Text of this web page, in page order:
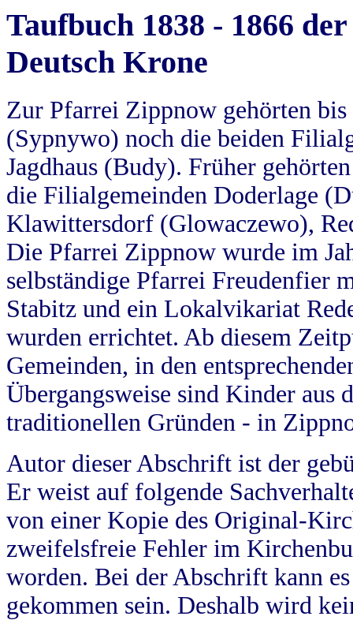
Taufbuch 1838 - 1866
Deutsch Krone
Zur Pfarrei Zippnow gehörten
(Sypnywo) noch die beiden
Jagdhaus (Budy). Früher
die Filialgemeinden Doderlage
Klawittersdorf (Glowaczewo),
Die Pfarrei Zippnow wurde im
selbständige Pfarrei Freudenfier
Stabitz und ein Lokalvikariat
wurden errichtet. Ab diesem
Gemeinden, in den
Übergangsweise sind Kinder aus
traditionellen Gründen - in
Autor dieser Abschrift ist der
Er weist auf folgende
von einer Kopie des Original-
zweifelsfreie Fehler im
worden. Bei der Abschrift kann
gekommen sein. Deshalb wird